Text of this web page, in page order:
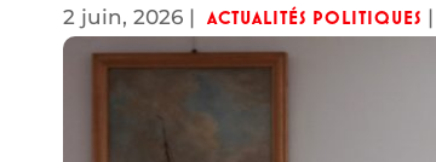
2 juin, 2026 | ACTUALITÉS POLITIQUES |